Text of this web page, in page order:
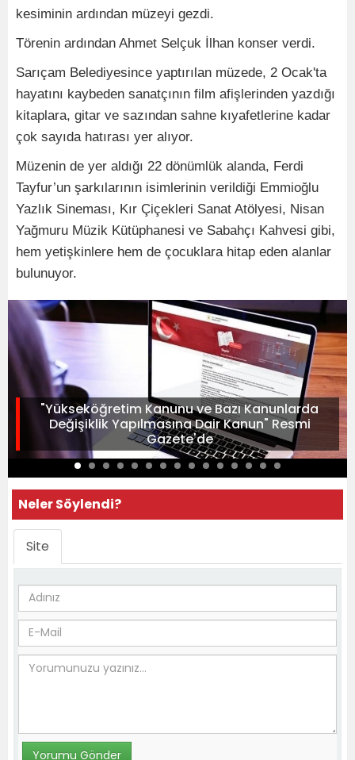
kesiminin ardından müzeyi gezdi.
Törenin ardından Ahmet Selçuk İlhan konser verdi.
Sarıçam Belediyesince yaptırılan müzede, 2 Ocak'ta
hayatını kaybeden sanatçının film afişlerinden yazdığı
kitaplara, gitar ve sazından sahne kıyafetlerine kadar
çok sayıda hatırası yer alıyor.
Müzenin de yer aldığı 22 dönümlük alanda, Ferdi
Tayfur’un şarkılarının isimlerinin verildiği Emmioğlu
Yazlık Sineması, Kır Çiçekleri Sanat Atölyesi, Nisan
Yağmuru Müzik Kütüphanesi ve Sabahçı Kahvesi gibi,
hem yetişkinlere hem de çocuklara hitap eden alanlar
bulunuyor.
"Yükseköğretim Kanunu ve Bazı Kanunlarda
Değişiklik Yapılmasına Dair Kanun" Resmi
Gazete'de
Neler Söylendi?
Site